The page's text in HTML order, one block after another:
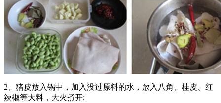
2、猪皮放入锅中，加入没过原料的水，放入八角、桂皮、红
辣椒等大料，大火煮开;